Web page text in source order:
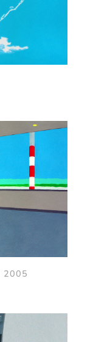
2005